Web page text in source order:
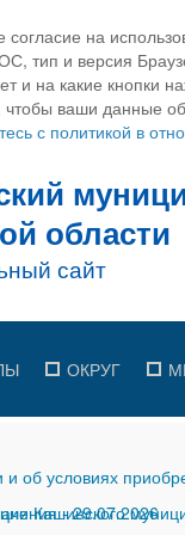
на
тип и версия
и на какие кнопки
ваши данные
с политикой в
ОКРУГ
об условиях
-29.07.2026
Кашинского